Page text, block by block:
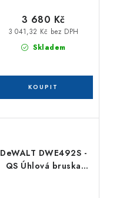
Skladem
3 041,32 Kč bez DPH
3 680 Kč
DeWALT DWE492S -
QS Úhlová bruska